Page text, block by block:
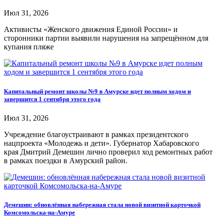
Июл 31, 2026
Активисты «Женского движения Единой России» и
сторонники партии выявили нарушения на запрещённом для
купания пляже
Капитальный ремонт школы №9 в Амурске идет полным ходом и
завершится 1 сентября этого года
Июл 31, 2026
Учреждение благоустраивают в рамках президентского
нацпроекта «Молодежь и дети». Губернатор Хабаровского
края Дмитрий Демешин лично проверил ход ремонтных работ
в рамках поездки в Амурский район.
Демешин: обновлённая набережная стала новой визитной карточкой
Комсомольска-на-Амуре